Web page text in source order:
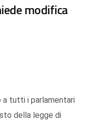
modifica
a tutti i parlamentari
della legge di